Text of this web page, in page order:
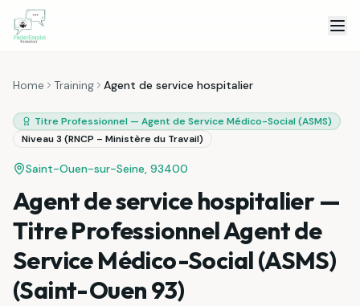
Skip to content
Home Training Agent de service hospitalier
Titre Professionnel — Agent de Service Médico-Social (ASMS)
Niveau 3 (RNCP – Ministère du Travail)
Saint-Ouen-sur-Seine, 93400
Agent de service hospitalier —
Titre Professionnel Agent de
Service Médico-Social (ASMS)
(Saint-Ouen 93)